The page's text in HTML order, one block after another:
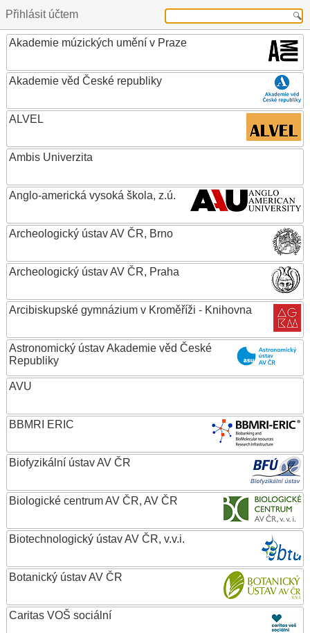
Přihlásit účtem
Akademie múzických umění v Praze
Akademie věd České republiky
ALVEL
Ambis Univerzita
Anglo-americká vysoká škola, z.ú.
Archeologický ústav AV ČR, Brno
Archeologický ústav AV ČR, Praha
Arcibiskupské gymnázium v Kroměříži - Knihovna
Astronomický ústav Akademie věd České
Republiky
AVU
BBMRI ERIC
Biofyzikální ústav AV ČR
Biologické centrum AV ČR, AV ČR
Biotechnologický ústav AV ČR, v.v.i.
Botanický ústav AV ČR
Caritas VOŠ sociální